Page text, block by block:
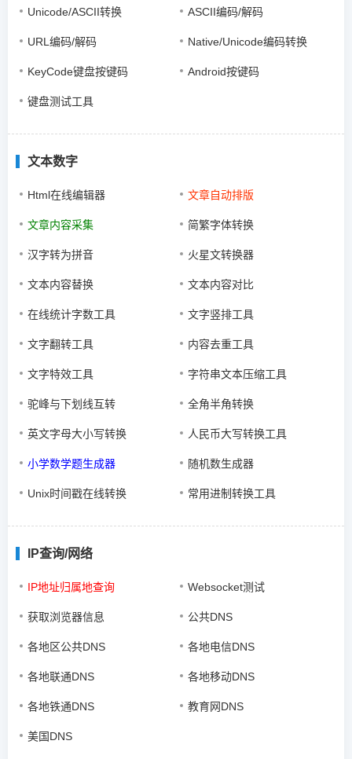
Unicode/ASCII转换 ASCII编码/解码
URL编码/解码 Native/Unicode编码转换
KeyCode键盘按键码 Android按键码
键盘测试工具
文本数字
Html在线编辑器 文章自动排版
文章内容采集 简繁字体转换
汉字转为拼音 火星文转换器
文本内容替换 文本内容对比
在线统计字数工具 文字竖排工具
文字翻转工具 内容去重工具
文字特效工具 字符串文本压缩工具
驼峰与下划线互转 全角半角转换
英文字母大小写转换 人民币大写转换工具
小学数学题生成器 随机数生成器
Unix时间戳在线转换 常用进制转换工具
IP查询/网络
IP地址归属地查询 Websocket测试
获取浏览器信息 公共DNS
各地区公共DNS 各地电信DNS
各地联通DNS 各地移动DNS
各地铁通DNS 教育网DNS
美国DNS